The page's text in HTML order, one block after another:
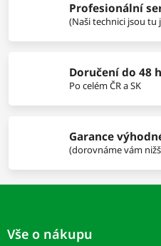
Profesionální
(Naši technici jsou tu
Doručení do 48
Po celém ČR a SK
Garance
(dorovnáme vám
Z
Vše o nákupu